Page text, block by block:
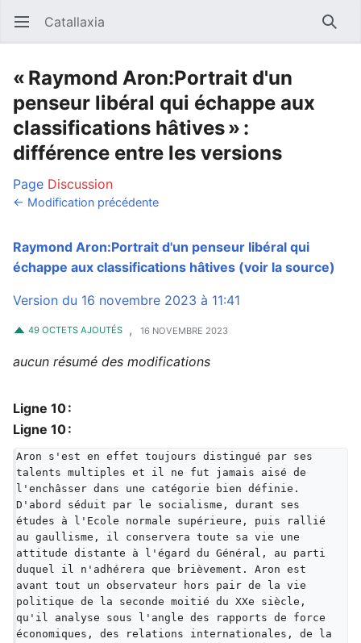
Ouvrir le menu principal Catallaxia
« Raymond Aron:Portrait d'un
penseur libéral qui échappe aux
classifications hâtives » :
différence entre les versions
Page Discussion
← Modification précédente
Raymond Aron:Portrait d'un penseur libéral qui
échappe aux classifications hâtives (voir la source)
Version du 16 novembre 2023 à 11:41
49 OCTETS AJOUTÉS , 16 NOVEMBRE 2023
aucun résumé des modifications
Ligne 10 :
Ligne 10 :
Aron s'est en effet toujours distingué par ses
talents multiples et il ne fut jamais aisé de
l'enchâsser dans une catégorie bien définie.
D'abord séduit par le socialisme, durant ses
études à l'Ecole normale supérieure, puis rallié
au gaullisme, il conservera toute sa vie une
attitude distante à l'égard du Général, au parti
duquel il n'adhérera que brièvement. Aron est
avant tout un observateur hors pair de la vie
politique de la seconde moitié du XXe siècle,
qu'il analyse sous l'angle des rapports de force
économiques, des relations internationales, de la